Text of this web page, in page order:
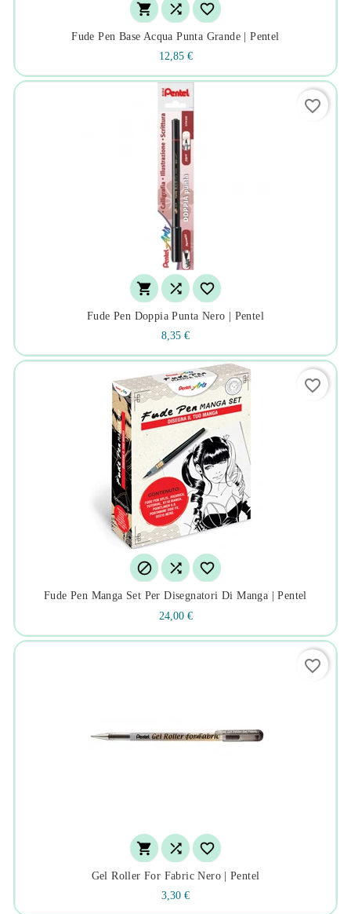
  
Fude Pen Base Acqua Punta Grande | Pentel
12,85 €
  
Fude Pen Doppia Punta Nero | Pentel
8,35 €
favorite_border
  
Fude Pen Manga Set Per Disegnatori Di Manga | Pentel
24,00 €
favorite_border
  
Gel Roller For Fabric Nero | Pentel
3,30 €
favorite_border